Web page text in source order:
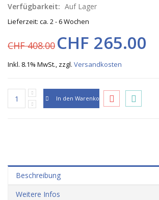
Verfügbarkeit: Auf Lager
Lieferzeit: ca. 2 - 6 Wochen
CHF 408.00 CHF 265.00
Inkl. 8.1% MwSt., zzgl. Versandkosten
In den Warenkorb
Beschreibung
Weitere Infos